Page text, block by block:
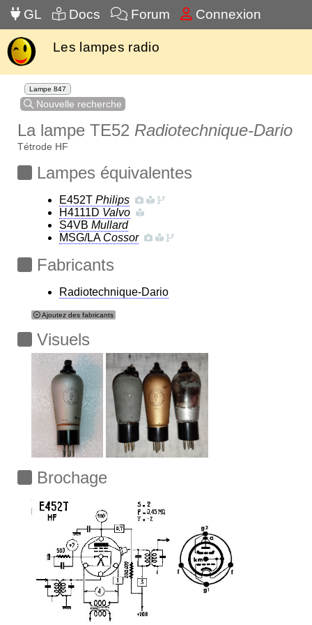
GL Docs Forum Connexion
Les lampes radio
Lampe 847
Nouvelle recherche
La lampe TE52 Radiotechnique-Dario
Tétrode HF
Lampes équivalentes
E452T Philips
H4111D Valvo
S4VB Mullard
MSG/LA Cossor
Fabricants
Radiotechnique-Dario
Ajoutez des fabricants
Visuels
Brochage